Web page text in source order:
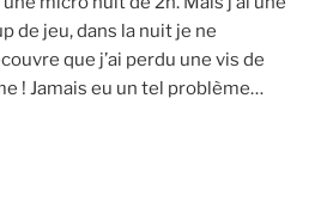
de jeu, dans la nuit je ne
que j’ai perdu une vis de
! Jamais eu un tel problème…